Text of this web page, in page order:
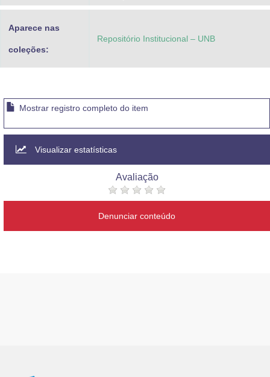
Aparece nas
coleções:
Repositório Institucional – UNB
Mostrar registro completo do item
Visualizar estatísticas
Avaliação
Denunciar conteúdo